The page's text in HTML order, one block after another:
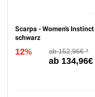
Scarpa - Women's
schwarz
12% 152,96€
134,96€